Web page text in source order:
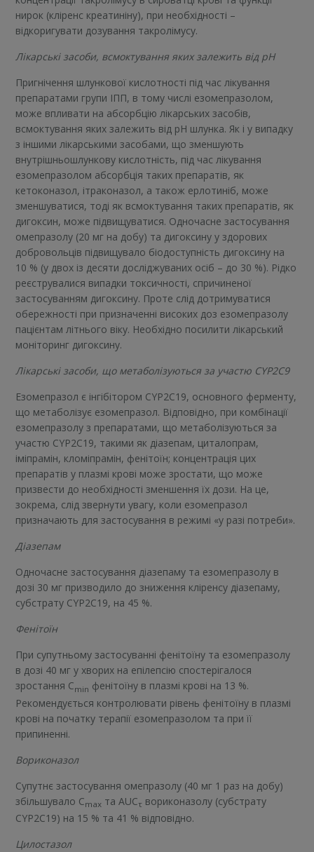
нирок (кліренс креатиніну), при необхідності –
відкоригувати дозування такролімусу.
Лікарські засоби, всмоктування яких залежить від рН
Пригнічення шлункової кислотності під час лікування
препаратами групи ІПП, в тому числі езомепразолом,
може впливати на абсорбцію лікарських засобів,
всмоктування яких залежить від рН шлунка. Як і у випадку
з іншими лікарськими засобами, що зменшують
внутрішньошлункову кислотність, під час лікування
езомепразолом абсорбція таких препаратів, як
кетоконазол, ітраконазол, а також ерлотиніб, може
зменшуватися, тоді як всмоктування таких препаратів, як
дигоксин, може підвищуватися. Одночасне застосування
омепразолу (20 мг на добу) та дигоксину у здорових
добровольців підвищувало біодоступність дигоксину на
10 % (у двох із десяти досліджуваних осіб – до 30 %). Рідко
реєструвалися випадки токсичності, спричиненої
застосуванням дигоксину. Проте слід дотримуватися
обережності при призначенні високих доз езомепразолу
пацієнтам літнього віку. Необхідно посилити лікарський
моніторинг дигоксину.
Лікарські засоби, що метаболізуються за участю CYP2C9
Езомепразол є інгібітором CYP2C19, основного ферменту,
що метаболізує езомепразол. Відповідно, при комбінації
езомепразолу з препаратами, що метаболізуються за
участю CYP2C19, такими як діазепам, циталопрам,
іміпрамін, кломіпрамін, фенітоїн; концентрація цих
препаратів у плазмі крові може зростати, що може
призвести до необхідності зменшення їх дози. На це,
зокрема, слід звернути увагу, коли езомепразол
призначають для застосування в режимі «у разі потреби».
Діазепам
Одночасне застосування діазепаму та езомепразолу в
дозі 30 мг призводило до зниження кліренсу діазепаму,
субстрату CYP2C19, на 45 %.
Фенітоїн
При супутньому застосуванні фенітоїну та езомепразолу
в дозі 40 мг у хворих на епілепсію спостерігалося
зростання Cmin фенітоїну в плазмі крові на 13 %.
Рекомендується контролювати рівень фенітоїну в плазмі
крові на початку терапії езомепразолом та при її
припиненні.
Вориконазол
Супутнє застосування омепразолу (40 мг 1 раз на добу)
збільшувало Cmax та AUCτ вориконазолу (субстрату
CYP2C19) на 15 % та 41 % відповідно.
Цилостазол